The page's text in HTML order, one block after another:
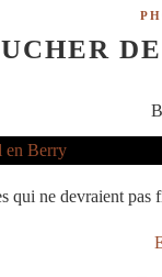
qui ne devraient pas